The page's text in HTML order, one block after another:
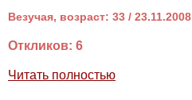
Везучая, возраст: 33 / 23.11.2008
Откликов: 6
Читать полностью